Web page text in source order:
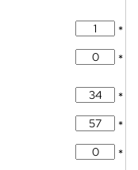
*
*
*
*
*